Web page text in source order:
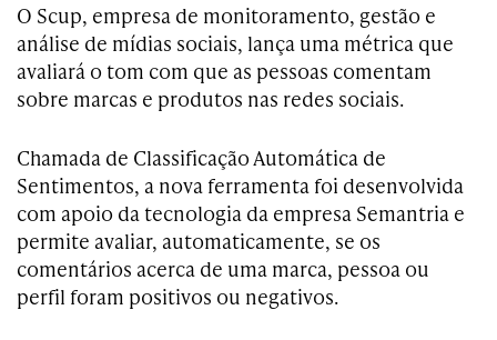
O Scup, empresa de monitoramento, gestão e
análise de mídias sociais, lança uma métrica que
avaliará o tom com que as pessoas comentam
sobre marcas e produtos nas redes sociais.
Chamada de Classificação Automática de
Sentimentos, a nova ferramenta foi desenvolvida
com apoio da tecnologia da empresa Semantria e
permite avaliar, automaticamente, se os
comentários acerca de uma marca, pessoa ou
perfil foram positivos ou negativos.